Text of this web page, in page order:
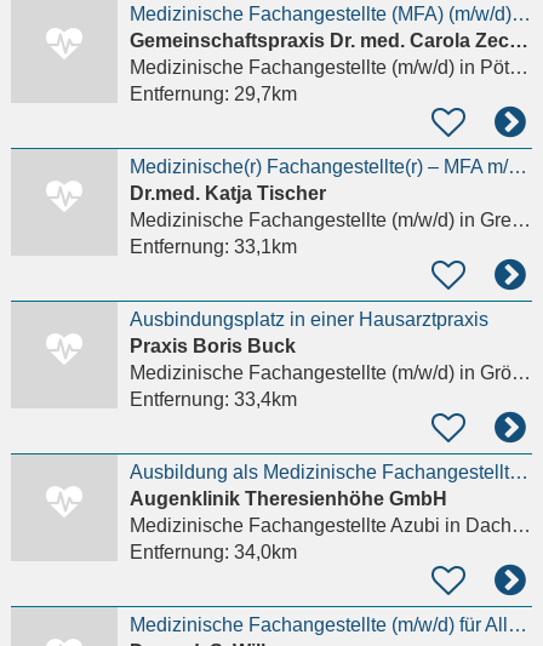
Medizinische Fachangestellte (MFA) (m/w/d) Vollzeit
Gemeinschaftspraxis Dr. med. Carola Zechmair & Dr. med. Katharina Limberger
Medizinische Fachangestellte (m/w/d)in Pöttmes
Entfernung: 29,7km
Medizinische(r) Fachangestellte(r) – MFA m/w/d
Dr.med. Katja Tischer
Medizinische Fachangestellte (m/w/d)in Greifenberg
Entfernung: 33,1km
Ausbindungsplatz in einer Hausarztpraxis
Praxis Boris Buck
Medizinische Fachangestellte (m/w/d)in Gröbenzell
Entfernung: 33,4km
Ausbildung als Medizinische Fachangestellte (m/w/d) Dachau/ Karlsfeld/ Garching
Augenklinik Theresienhöhe GmbH
Medizinische Fachangestellte Azubi in Dachau
Entfernung: 34,0km
Medizinische Fachangestellte (m/w/d) für Allgemeinmedizin